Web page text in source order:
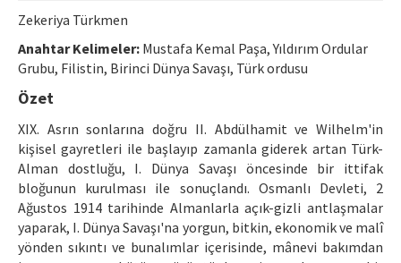
Yayın İlkeleri
Etik İlkeler
Yazar Rehberi
Hakem Rehberi
İletişim
Zekeriya Türkmen
Anahtar Kelimeler: Mustafa Kemal Paşa, Yıldırım Ordular
Grubu, Filistin, Birinci Dünya Savaşı, Türk ordusu
Özet
XIX. Asrın sonlarına doğru II. Abdülhamit ve Wilhelm'in
kişisel gayretleri ile başlayıp zamanla giderek artan Türk-
Alman dostluğu, I. Dünya Savaşı öncesinde bir ittifak
bloğunun kurulması ile sonuçlandı. Osmanlı Devleti, 2
Ağustos 1914 tarihinde Almanlarla açık-gizli antlaşmalar
yaparak, I. Dünya Savaşı'na yorgun, bitkin, ekonomik ve malî
yönden sıkıntı ve bunalımlar içerisinde, mânevi bakımdan